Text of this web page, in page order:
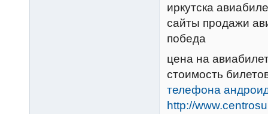
иркутска
сайты продажи
победа
цена на
стоимость
телефона
http://